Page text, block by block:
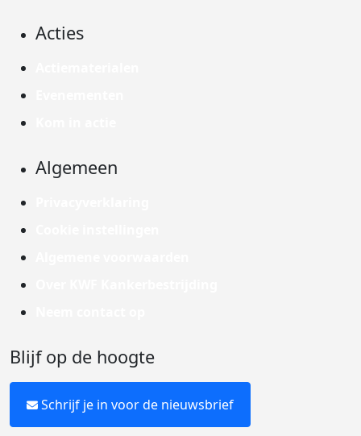
Acties
Algemeen
Blijf op de hoogte
Schrijf je in voor de nieuwsbrief